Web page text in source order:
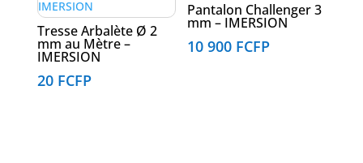
Tresse Arbalète Ø 2
mm au Mètre –
IMERSION
20 FCFP
Pantalon Challenger 3
mm – IMERSION
10 900 FCFP